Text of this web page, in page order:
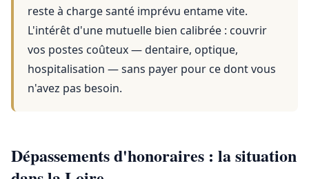
reste à charge santé imprévu entame vite.
L'intérêt d'une mutuelle bien calibrée : couvrir
vos postes coûteux — dentaire, optique,
hospitalisation — sans payer pour ce dont vous
n'avez pas besoin.
Dépassements d'honoraires : la situation